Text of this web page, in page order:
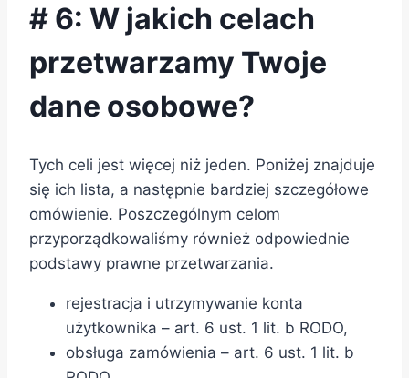
# 6: W jakich celach
przetwarzamy Twoje
dane osobowe?
Tych celi jest więcej niż jeden. Poniżej znajduje
się ich lista, a następnie bardziej szczegółowe
omówienie. Poszczególnym celom
przyporządkowaliśmy również odpowiednie
podstawy prawne przetwarzania.
rejestracja i utrzymywanie konta
użytkownika – art. 6 ust. 1 lit. b RODO,
obsługa zamówienia – art. 6 ust. 1 lit. b